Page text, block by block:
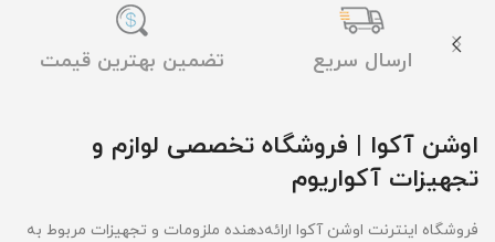
ارسال سریع تضمین بهترین قیمت
اوشن آکوا | فروشگاه تخصصی لوازم و
تجهیزات آکواریوم
فروشگاه اینترنت اوشن آکوا ارائه‌دهنده ملزومات و تجهیزات مربوط به